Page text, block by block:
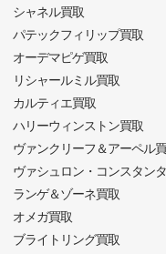
シャネル買取
パテックフィリップ買取
オーデマピゲ買取
リシャールミル買取
カルティエ買取
ハリーウィンストン買取
ヴァンクリーフ＆アーペル
ヴァシュロン・コンスタン
ランゲ＆ゾーネ買取
オメガ買取
ブライトリング買取